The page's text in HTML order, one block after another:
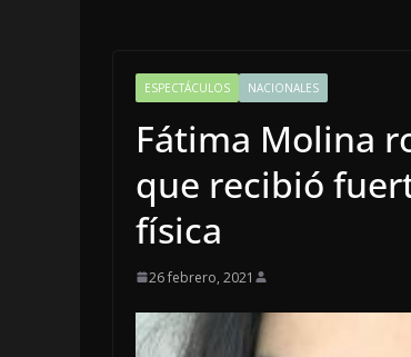
ESPECTÁCULOS NACIONALES
Fátima Molina
que recibió
física
26 febrero, 2021